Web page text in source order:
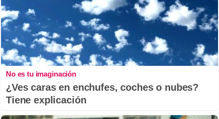
No es tu imaginación
¿Ves caras en enchufes, coches o nubes?
Tiene explicación